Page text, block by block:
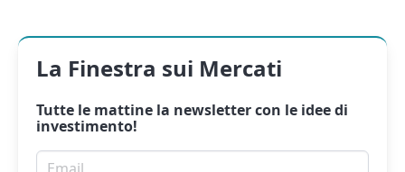
La Finestra sui Mercati
Tutte le mattine la newslettercon le idee di
investimento!
Email per newsletter